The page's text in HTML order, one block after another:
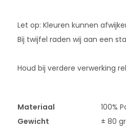
Let op: Kleuren kunnen
Bij twijfel raden wij aan een
Houd bij verdere verwerking
Materiaal
100%
Gewicht
± 80